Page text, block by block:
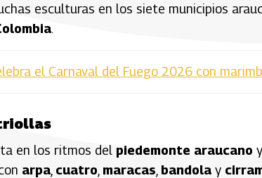
esculturas en los siete municipios
.
el Carnaval del Fuego 2026 con
en los ritmos del piedemonte araucano
arpa cuatro maracas bandola y